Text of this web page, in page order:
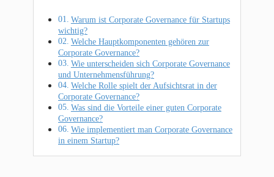
Warum ist Corporate Governance für Startups
wichtig?
Welche Hauptkomponenten gehören zur
Corporate Governance?
Wie unterscheiden sich Corporate Governance
und Unternehmensführung?
Welche Rolle spielt der Aufsichtsrat in der
Corporate Governance?
Was sind die Vorteile einer guten Corporate
Governance?
Wie implementiert man Corporate Governance
in einem Startup?